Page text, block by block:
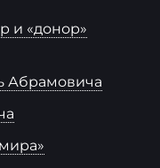
и «донор»
Абрамовича